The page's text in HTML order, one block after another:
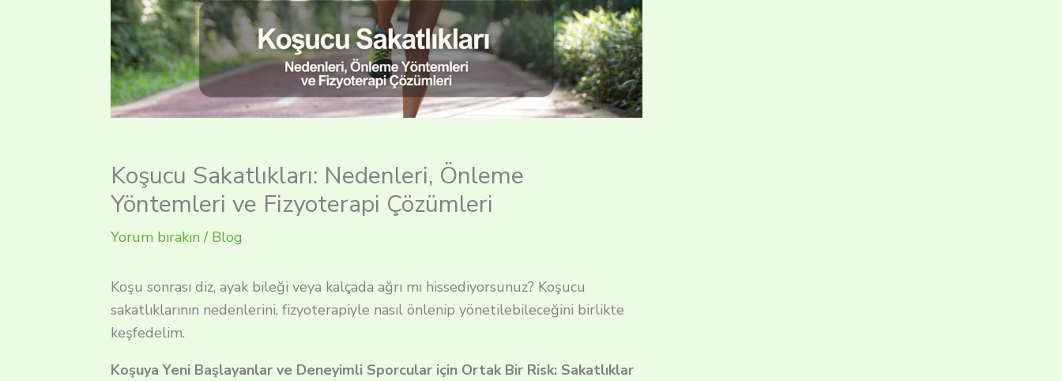
Koşucu Sakatlıkları: Nedenleri, Önleme
Yöntemleri ve Fizyoterapi Çözümleri
Yorum bırakın / Blog
Koşu sonrası diz, ayak bileği veya kalçada ağrı mı hissediyorsunuz? Koşucu
sakatlıklarının nedenlerini, fizyoterapiyle nasıl önlenip yönetilebileceğini birlikte
keşfedelim.
Koşuya Yeni Başlayanlar ve Deneyimli Sporcular için Ortak Bir Risk: Sakatlıklar